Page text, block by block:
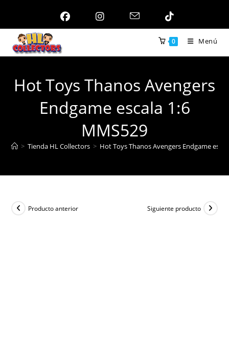
contenido
0 Menú
Hot Toys Thanos Avengers
Endgame escala 1:6
MMS529
> Tienda HL Collectors > Hot Toys Thanos Avengers Endgame
Producto anterior Siguiente producto